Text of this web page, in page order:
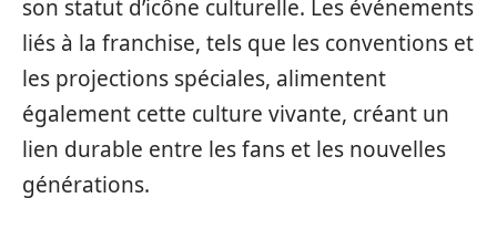
son statut d’icône culturelle. Les événements
liés à la franchise, tels que les conventions et
les projections spéciales, alimentent
également cette culture vivante, créant un
lien durable entre les fans et les nouvelles
générations.